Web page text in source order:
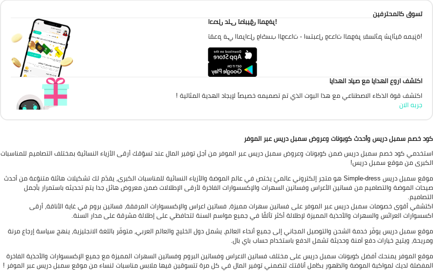
تسوق كالمحترفين
احصل على تطبيق الموفر!
تقدم في المراحل واكسب الوحدات - استبدل وحدات الموفر بقسائم شرائية مميزة!
اكتشف اروع الهدايا مع صياد الهدايا
اكتشف قوة الذكاء الاصطناعي مع هذا البوت الذي تم تصميمه خصيصاً لإيجاد الهدية المثالية !
جربه الان
كود خصم سمبل دريس وأحدث كوبونات وعروض سمبل دريس عبر الموفر
استخدمي كود خصم سمبل دريس ضمن كوبونات وعروض سمبل دريس عبر الموفر من أجل توفير المال عند تسوّقك أرقى الأزياء النسائية بمختلف التصاميم للمناسبات
الكبرى من موقع سمبل دريس!
موقع سمبل دريس Simple-dress هو متجر إلكتروني عالميّ يختص في عالم الموضة والأزياء النسائية للمناسبات الكبرى، يقدّم لك تشكيلات هائلة متنوّعة من أحدث
صيحات الموضة والتصاميم من فساتين الأعراس وفساتين السهرات والإكسسوارات الفاخرة لأرقى الإطلالات ضمن معروض هائل جدا يتم تحديثه باستمرار بأجمل
التصاميم.
اكتشفي أقوى خصومات سمبل دريس عبر الموفر على فساتين سهرات مميزة، فساتين اعراس والإكسسوارات المرفقة، فساتين بروم في غاية الأناقة، أرقى
اكسسوارات العرائس والسهرات والأحذية المميزة لإطلالة أكثر تألقًا في جميع مواسم السنة لتحافظي على إطلالة مشرقة على مدار السنة.
موقع سمبل دريس يوفّر خدمة الشحن والتوصيل المجاني إلى جميع أنحاء العالم، يشمل دول الخليج والعالم العربي، متوفّر باللغة الانجليزية، ينهج سياسة إرجاع مرنة
ومريحة، ويتيح خيارات دفع آمنة وحديثة تشمل الدفع باستخدام حساب باي بال.
موقع الموفر يمنحك أفضل كوبونات سمبل دريس على مختلف فساتين الاعراس وفساتين البروم وفساتين السهرات المميزة مع جميع الإكسسوارات والأحذية الفاخرة
المفضلة لديك لمواكبة الموضة والظهور بكامل أناقتك لتضمني توفير المال في كل مرة تتسوقين فيها ملابس مناسبات لنساء من موقع سمبل دريس عبر الموفر !